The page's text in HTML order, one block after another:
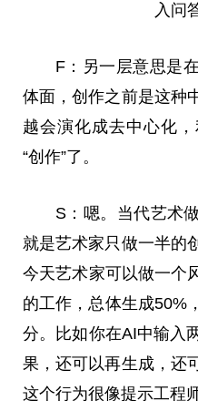
入问
F：另一层意思是
体面，创作之前是这种
越会演化成去中心化
“创作”了。
S：嗯。当代艺术
就是艺术家只做一半的
今天艺术家可以做一个
的工作，总体生成50%
分。比如你在AI中输入
果，还可以再生成，还
这个行为很像提示工程师